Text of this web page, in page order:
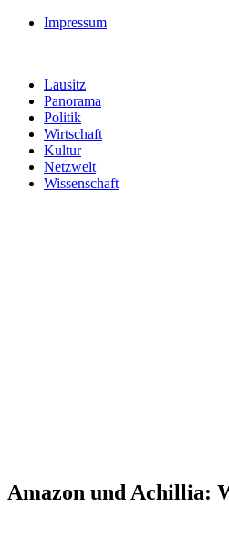
Impressum
Lausitz
Panorama
Politik
Wirtschaft
Kultur
Netzwelt
Wissenschaft
Amazon und Achillia: